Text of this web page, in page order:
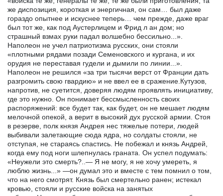
же диспозиция, короткая и энергичная, он сам… был даже
гораздо опытнее и искуснее теперь… чем прежде, даже враг
был тот же, как под Аустерлицем и Фрид л ан дом; но
страшный взмах руки падал волшебно бессильно...».
Наполеон не учел патриотизма русских, они стояли
«плотными рядами позади Семеновского и кургана, и их
орудия не переставая гудели и дымили по линии...».
Наполеон не решился «за три тысячи верст от Франции дать
разгромить свою гвардию» и не ввел ее в сражение.Кутузов,
напротив, не суетится, доверяя людям проявлять инициативу,
где это нужно. Он понимает бессмысленность своих
распоряжений: все будет так, как будет, он не мешает людям
мелочной опекой, а верит в высокий дух русской армии. Стоя
в резерве, полк князя Андрея нес тяжелые потери, людей
выбивали залетающие сюда ядра, но солдаты стояли, не
отступая, не стараясь спастись. Не побежал и князь Андрей,
когда ему под ноги шлепнулась граната. Он успел подумать:
«Неужели это смерть?..— Я не могу, я не хочу умереть, я
люблю жизнь...» —он думал это и вместе с тем помнил о том,
что на него смотрят. Князь был смертельно ранен; истекал
кровью, стояли и русские войска на занятых